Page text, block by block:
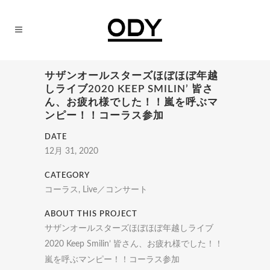
サザンオールスターズほぼほぼ年越
しライブ2020 KEEP SMILIN’ 皆さ
ん、お疲れ様でした！！嵐を呼ぶマ
ンピー！！コーラス参加
DATE
12月 31, 2020
CATEGORY
コーラス, Live／コンサート
ABOUT THIS PROJECT
サザンオールスターズほぼほぼ年越しライブ
2020 Keep Smilin’ 皆さん、お疲れ様でした！！
嵐を呼ぶマンピー！！コーラス参加